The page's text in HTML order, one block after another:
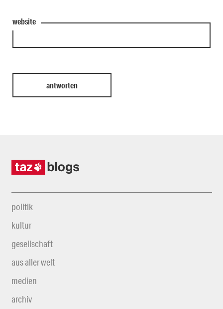
website
politik
kultur
gesellschaft
aus aller welt
medien
archiv